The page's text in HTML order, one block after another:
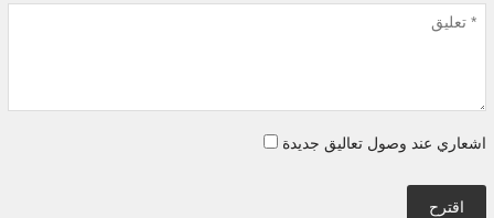
اشعاري عند وصول تعاليق جديدة
اقترح